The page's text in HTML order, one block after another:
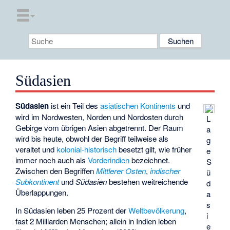
Südasien
L
a
g
e
S
ü
d
a
s
i
e
Südasien ist ein Teil desasiatischen Kontinents und
wird im Nordwesten, Norden und Nordosten durch
Gebirge vom übrigen Asien abgetrennt. Der Raum
wird bis heute, obwohl der Begriff teilweise als
veraltet undkolonial-historischbesetzt gilt, wie früher
immer noch auch alsVorderindienbezeichnet.
Zwischen den BegriffenMittlerer Osten,indischer
SubkontinentundSüdasienbestehen weitreichende
Überlappungen.
In Südasien leben 25 Prozent derWeltbevölkerung,
fast 2 Milliarden Menschen; allein in Indien leben